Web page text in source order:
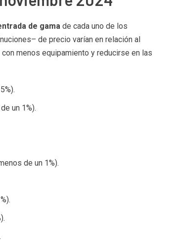
de gama de cada uno de los
de precio varían en relación al
menos equipamiento y reducirse en las
un 1%).
de un 1%).